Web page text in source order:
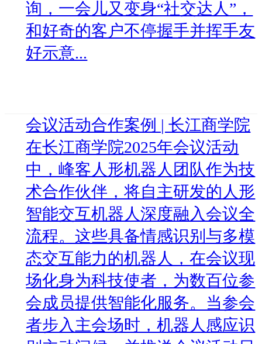
询，一会儿又变身“社交达人”，
和好奇的客户不停握手并挥手友
好示意...
会议活动合作案例 | 长江商学院
在长江商学院2025年会议活动
中，峰客人形机器人团队作为技
术合作伙伴，将自主研发的人形
智能交互机器人深度融入会议全
流程。这些具备情感识别与多模
态交互能力的机器人，在会议现
场化身为科技使者，为数百位参
会成员提供智能化服务。当参会
者步入主会场时，机器人感应识